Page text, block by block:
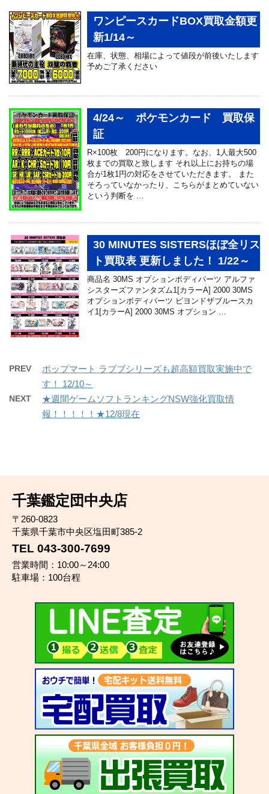
ワンピースカードBOX買取金額更
新1/14～
在庫、状態、相場によって値段が前後いたします
予めご了承ください
4/24～ ポケモンカード 買取保
証
R×100枚 200円になります。なお、1人最大500
枚までの買取と致します それ以上にお持ちの場
合が1枚1円の対応をさせていただきます。 また
そろっていなかったり、こちらがまとめていない
という判断を …
30 MINUTES SISTERSほぼ全リス
ト買取表 更新しました！ 1/22～
商品名 30MS オプションボディパーツ アルファ
シスターズファンタズム1[カラーA] 2000 30MS
オプションボディパーツ ビヨンドザブルースカ
イ1[カラーA] 2000 30MS オプション …
PREV
ポップマート ラブブシリーズも超高額買取実施中で
す！ 12/10～
NEXT
★週間ゲームソフトランキングNSW強化買取情
報！！！！！★12/8現在
千葉鑑定団中央店
〒260-0823
千葉県千葉市中央区塩田町385-2
TEL 043-300-7699
営業時間：10:00～24:00
駐車場：100台程